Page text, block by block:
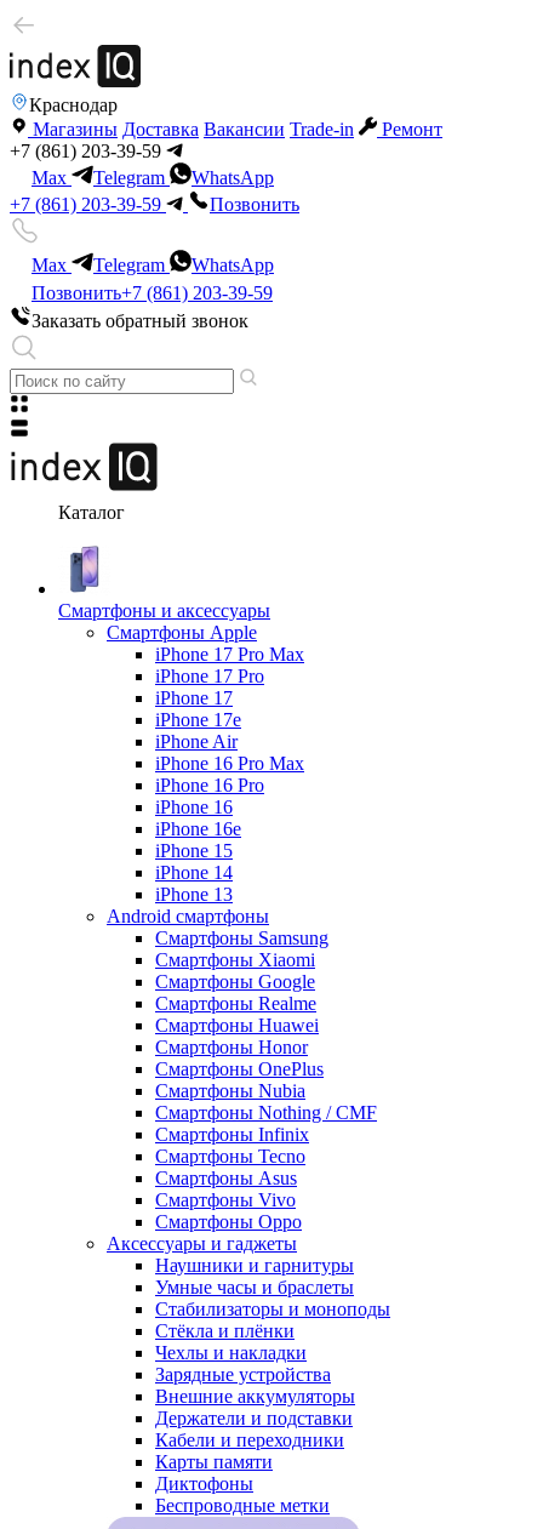
Краснодар
Магазины Доставка Вакансии Trade-in
Ремонт
+7 (861) 203-39-59
Max
Telegram
WhatsApp
+7 (861) 203-39-59
Позвонить
Max Telegram
WhatsApp
Позвонить+7 (861) 203-39-59
Заказать обратный звонок
Каталог
Смартфоны и аксессуары
Смартфоны Apple
iPhone 17 Pro Max
iPhone 17 Pro
iPhone 17
iPhone 17e
iPhone Air
iPhone 16 Pro Max
iPhone 16 Pro
iPhone 16
iPhone 16e
iPhone 15
iPhone 14
iPhone 13
Android cмартфоны
Смартфоны Samsung
Смартфоны Xiaomi
Смартфоны Google
Смартфоны Realme
Смартфоны Huawei
Смартфоны Honor
Смартфоны OnePlus
Смартфоны Nubia
Смартфоны Nothing / CMF
Смартфоны Infinix
Смартфоны Tecno
Смартфоны Asus
Смартфоны Vivo
Смартфоны Oppo
Аксессуары и гаджеты
Наушники и гарнитуры
Умные часы и браслеты
Стабилизаторы и моноподы
Стёкла и плёнки
Чехлы и накладки
Зарядные устройства
Внешние аккумуляторы
Держатели и подставки
Кабели и переходники
Карты памяти
Диктофоны
Беспроводные метки